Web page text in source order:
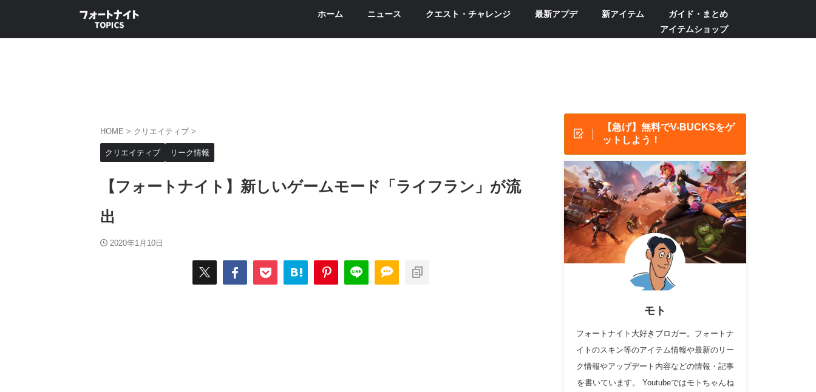
ホーム ニュース クエスト・チャレンジ 最新アプデ 新アイテム
ガイド・まとめ
アイテムショップ
HOME > クリエイティブ >
クリエイティブ リーク情報
【フォートナイト】新しいゲームモード「ライフラン」が流
出
2020年1月10日
【急げ】無料でV-BUCKSをゲ
ットしよう！
モト
フォートナイト大好きブロガー。フォートナ
イトのスキン等のアイテム情報や最新のリー
ク情報やアップデート内容などの情報・記事
を書いています。 Youtubeではモトちゃんね